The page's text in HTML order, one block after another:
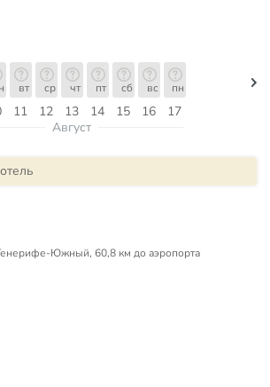
11
вт
12
ср
13
чт
14
пт
15
сб
16
вс
17
пн
Август
Южный, 60,8 км до аэропорта